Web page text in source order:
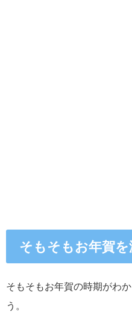
そもそもお年賀を
そもそもお年賀の時期がわ
う。